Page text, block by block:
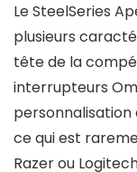
Le SteelSeries
plusieurs
tête de la
interrupteurs
personnalisation
ce qui est
Razer ou